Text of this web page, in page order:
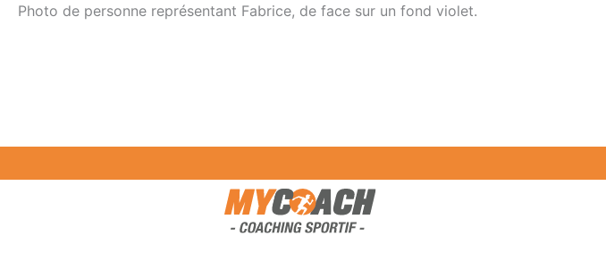
Photo de personne représentant Fabrice, de face sur un fond violet.